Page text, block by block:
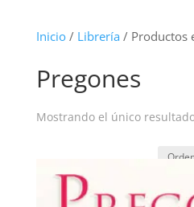
Inicio/ Librería / Productos
Pregones
Mostrando el único